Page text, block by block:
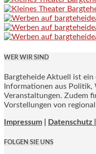
WER WIR SIND
Bargteheide Aktuell ist
Informationen aus
Veranstaltungen. Zudem
Vorstellungen von
Impressum Datenschutz |
FOLGEN SIE UNS